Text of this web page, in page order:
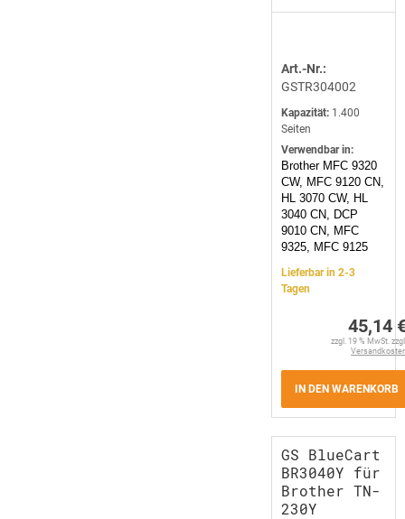
Art.-Nr.:
GSTR304002
Kapazität: 1.400
Seiten
Verwendbar in:
Brother MFC 9320
CW, MFC 9120 CN,
HL 3070 CW, HL
3040 CN, DCP
9010 CN, MFC
9325, MFC 9125
Lieferbar in 2-3
Tagen
45,14
zzgl. 19 % MwSt.
IN DEN WARENKORB
GS BlueCart
BR3040Y für
Brother TN-
230Y